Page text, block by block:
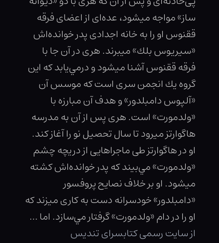
ساز» مواجه ميشود، عده‌اى از اعضاى فرقه
ققنوس او را به خانه اجدادى پدر خوانده‌اش
«سيريوس بلك» ميبرند. هرى در آن جا با
فرقه ققنوس آشنا ميشود و درمي‌يابد كه اين
گروه يك انجمن سرى است كه موسس آن
«آلپوس دامبلدور» و هدف آن مبارزه با
«ولدمورت» است. هرى پس از آن به مدرسه
هاگوارتز ميرود تا سال تحصيل نو را آغاز كند.
او در هاگوارتز طى ماجراهايى از دريچه چشم
«ولدمورت» مي‌بيند كه پدر خوانده‌اش كشته
ميشود. او بر خلاف نصايح پروفسور
«دامبلدور» خودسرانه دست به كارى ميزند كه
او را در دام «ولدمورت» گرفتار مي‌سازد. اما …
از سایت رسمی کتابسرای تندیس